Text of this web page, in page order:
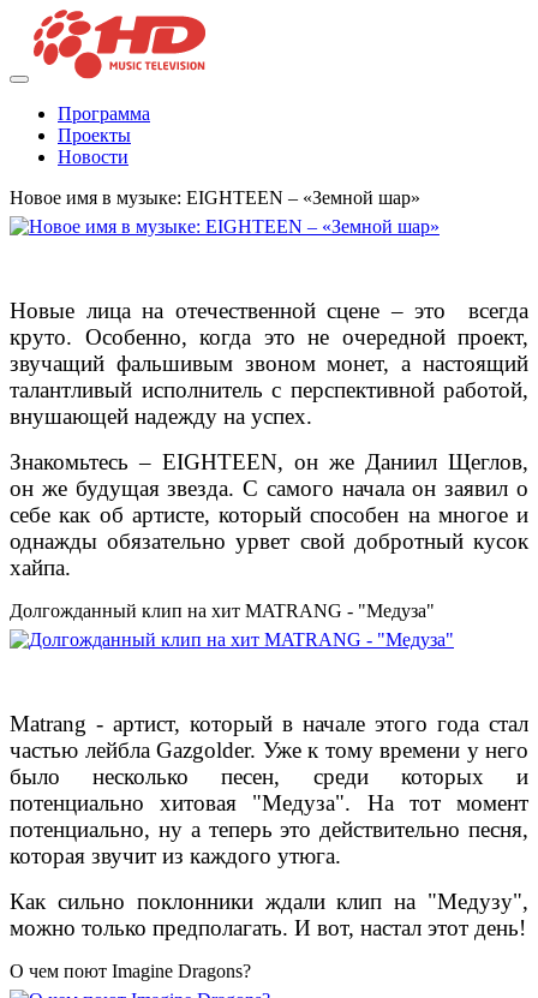
Программа
Проекты
Новости
Новое имя в музыке: EIGHTEEN – «Земной шар»
Новые лица на отечественной сцене – это всегда
круто. Особенно, когда это не очередной проект,
звучащий фальшивым звоном монет, а настоящий
талантливый исполнитель с перспективной работой,
внушающей надежду на успех.
Знакомьтесь – EIGHTEEN, он же Даниил Щеглов,
он же будущая звезда. С самого начала он заявил о
себе как об артисте, который способен на многое и
однажды обязательно урвет свой добротный кусок
хайпа.
Долгожданный клип на хит MATRANG - "Медуза"
Matrang - артист, который в начале этого года стал
частью лейбла Gazgolder. Уже к тому времени у него
было несколько песен, среди которых и
потенциально хитовая "Медуза". На тот момент
потенциально, ну а теперь это действительно песня,
которая звучит из каждого утюга.
Как сильно поклонники ждали клип на "Медузу",
можно только предполагать. И вот, настал этот день!
О чем поют Imagine Dragons?